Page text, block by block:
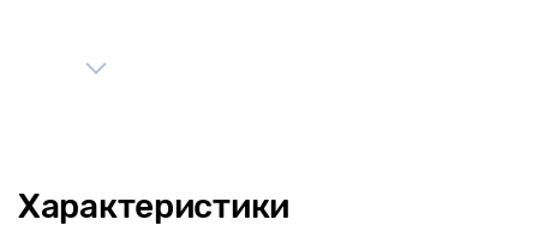
Характеристики